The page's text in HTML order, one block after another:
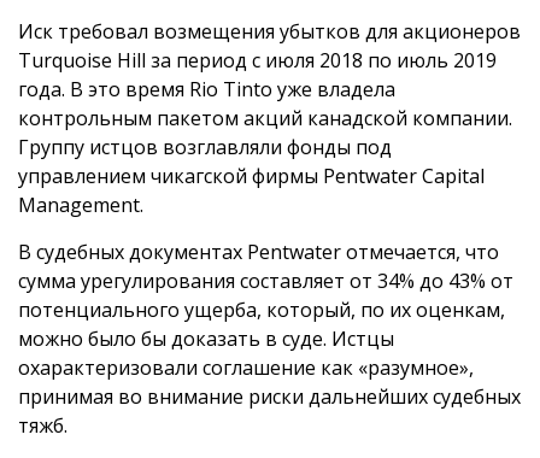
Иск требовал возмещения убытков для акционеров
Turquoise Hill за период с июля 2018 по июль 2019
года. В это время Rio Tinto уже владела
контрольным пакетом акций канадской компании.
Группу истцов возглавляли фонды под
управлением чикагской фирмы Pentwater Capital
Management.
В судебных документах Pentwater отмечается, что
сумма урегулирования составляет от 34% до 43% от
потенциального ущерба, который, по их оценкам,
можно было бы доказать в суде. Истцы
охарактеризовали соглашение как «разумное»,
принимая во внимание риски дальнейших судебных
тяжб.